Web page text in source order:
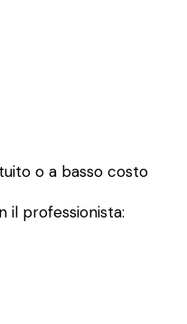
o a basso costo
il professionista: